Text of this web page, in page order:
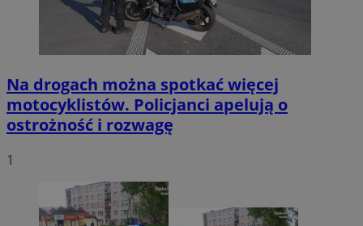
Na drogach można spotkać więcej
motocyklistów. Policjanci apelują o
ostrożność i rozwagę
1